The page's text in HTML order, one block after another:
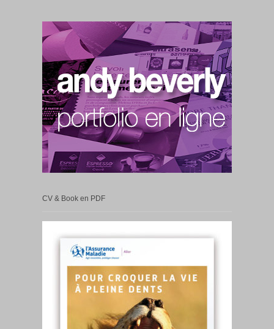
CV & Book en PDF